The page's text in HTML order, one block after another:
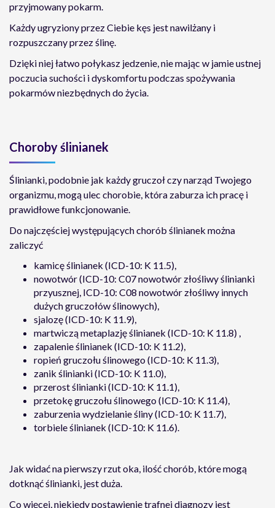
przyjmowany pokarm.
Każdy ugryziony przez Ciebie kęs jest nawilżany i
rozpuszczany przez ślinę.
Dzięki niej łatwo połykasz jedzenie, nie mając w jamie ustnej
poczucia suchości i dyskomfortu podczas spożywania
pokarmów niezbędnych do życia.
Choroby ślinianek
Ślinianki, podobnie jak każdy gruczoł czy narząd Twojego
organizmu, mogą ulec chorobie, która zaburza ich pracę i
prawidłowe funkcjonowanie.
Do najczęściej występujących chorób ślinianek można
zaliczyć
kamicę ślinianek (ICD-10: K 11.5),
nowotwór (ICD-10: C07 nowotwór złośliwy ślinianki
przyusznej, ICD-10: C08 nowotwór złośliwy innych
dużych gruczołów ślinowych),
sjalozę (ICD-10: K 11.9),
martwiczą metaplazję ślinianek (ICD-10: K 11.8) ,
zapalenie ślinianek (ICD-10: K 11.2),
ropień gruczołu ślinowego (ICD-10: K 11.3),
zanik ślinianki (ICD-10: K 11.0),
przerost ślinianki (ICD-10: K 11.1),
przetokę gruczołu ślinowego (ICD-10: K 11.4),
zaburzenia wydzielanie śliny (ICD-10: K 11.7),
torbiele ślinianek (ICD-10: K 11.6).
Jak widać na pierwszy rzut oka, ilość chorób, które mogą
dotknąć ślinianki, jest duża.
Co więcej, niekiedy postawienie trafnej diagnozy jest